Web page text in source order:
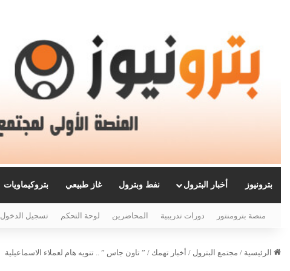
بترونيوز أخبار البترول نفط وبترول غاز طبيعي بتروكيماويات
منصة بترومنتور دورات تدريبية المحاضرين لوحة التحكم تسجيل الدخول
الرئيسية / مجتمع البترول / أخبار تهمك / ” تاون جاس ” .. تنويه هام لعملاء الاسماعيلية